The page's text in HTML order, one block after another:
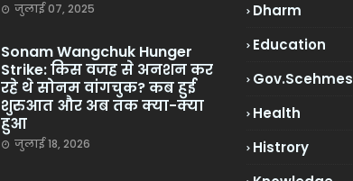
जुलाई 07, 2025
Sonam Wangchuk Hunger
Strike: किस वजह से अनशन कर
रहे थे सोनम वांगचुक? कब हुई
शुरुआत और अब तक क्या-क्या
हुआ
जुलाई 18, 2026
Dharm
Education
Gov.scehmes
Health
Histrory